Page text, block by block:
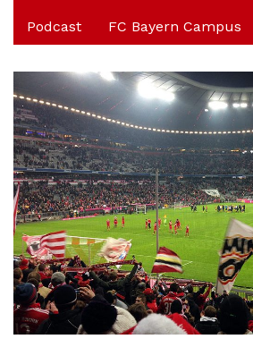
Podcast FC Bayern Campus